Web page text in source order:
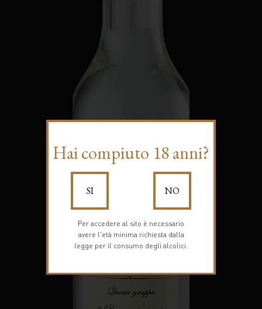
Hai compiuto 18 anni?
SI NO
Per accedere al sito è necessario
avere l'età minima richiesta dalla
legge per il consumo degli alcolici.